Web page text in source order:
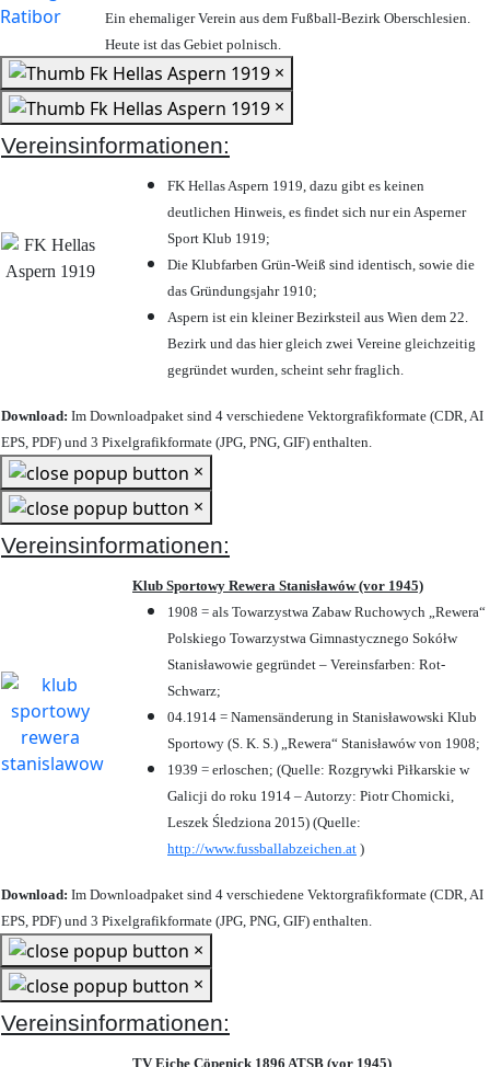
Ein ehemaliger Verein aus dem Fußball-Bezirk Oberschlesien.
Heute ist das Gebiet polnisch.
×
×
Vereinsinformationen:
FK Hellas Aspern 1919, dazu gibt es keinen
deutlichen Hinweis, es findet sich nur ein Asperner
Sport Klub 1919;
Die Klubfarben Grün-Weiß sind identisch, sowie die
das Gründungsjahr 1910;
Aspern ist ein kleiner Bezirksteil aus Wien dem 22.
Bezirk und das hier gleich zwei Vereine gleichzeitig
gegründet wurden, scheint sehr fraglich.
Download: Im Downloadpaket sind 4 verschiedene Vektorgrafikformate (CDR, AI
EPS, PDF) und 3 Pixelgrafikformate (JPG, PNG, GIF) enthalten.
×
×
Vereinsinformationen:
Klub Sportowy Rewera Stanisławów (vor 1945)
1908 = als Towarzystwa Zabaw Ruchowych „Rewera“
Polskiego Towarzystwa Gimnastycznego Sokółw
Stanisławowie gegründet – Vereinsfarben: Rot-
Schwarz;
04.1914 = Namensänderung in Stanisławowski Klub
Sportowy (S. K. S.) „Rewera“ Stanisławów von 1908;
1939 = erloschen; (Quelle: Rozgrywki Piłkarskie w
Galicji do roku 1914 – Autorzy: Piotr Chomicki,
Leszek Śledziona 2015) (Quelle:
http://www.fussballabzeichen.at )
Download: Im Downloadpaket sind 4 verschiedene Vektorgrafikformate (CDR, AI
EPS, PDF) und 3 Pixelgrafikformate (JPG, PNG, GIF) enthalten.
×
×
Vereinsinformationen:
TV Eiche Cöpenick 1896 ATSB (vor 1945)